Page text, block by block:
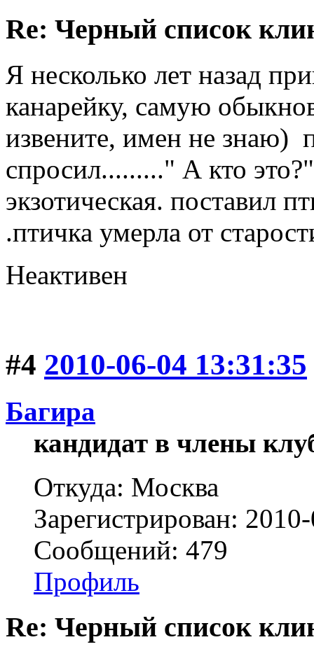
Re: Черный список
Я несколько лет назад
канарейку, самую
извените, имен не знаю)
спросил........." А кто
экзотическая. поставил
.птичка умерла от
Неактивен
#4 2010-06-04 13:31:35
Багира
кандидат в члены
Откуда: Москва
Зарегистрирован:
Сообщений: 479
Профиль
Re: Черный список